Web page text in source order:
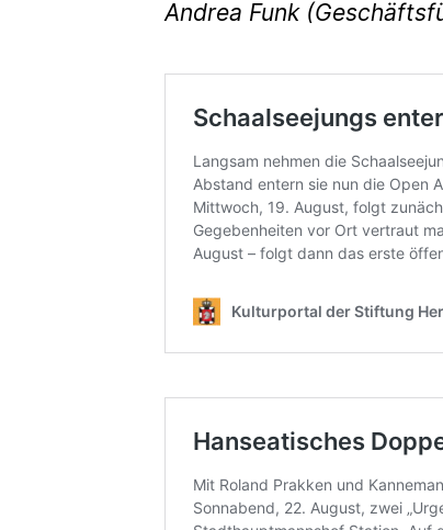
Andrea Funk